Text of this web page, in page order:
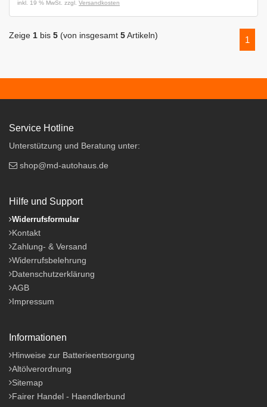
inkl. 19 % MwSt. zzgl. Versandkosten
Zeige 1 bis 5 (von insgesamt 5Artikeln) 1
Service Hotline
Unterstützung und Beratung unter:
shop@md-autohaus.de
Hilfe und Support
Widerrufsformular
Kontakt
Zahlung- & Versand
Widerrufsbelehrung
Datenschutzerklärung
AGB
Impressum
Informationen
Hinweise zur Batterieentsorgung
Altölverordnung
Sitemap
Fairer Handel - Haendlerbund